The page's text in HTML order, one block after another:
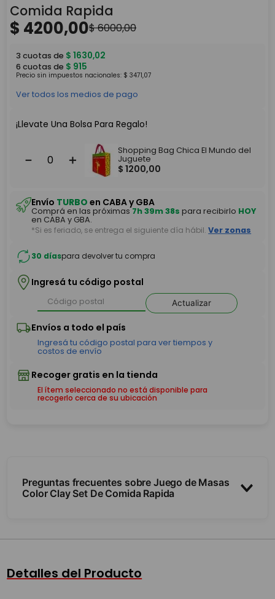
Comida Rapida
$ 4200,00$6000,00
3 cuotas de $ 1630,02
6 cuotas de $ 915
Precio sin impuestos nacionales: $ 3471,07
Ver todos los medios de pago
¡Llevate Una Bolsa Para Regalo!
＋
－
Shopping Bag Chica El Mundo del
Juguete
$ 1200,00
Envío TURBO en CABA y GBA
Comprá en las próximas7h 39m 37s para recibirlo HOY
en CABA y GBA.
*Si es feriado, se entrega el siguiente día hábil. Ver zonas
30 díaspara devolver tu compra
Ingresá tu código postal
Actualizar
El ítem seleccionado no está disponible para
recogerlo cerca de su ubicación
Preguntas frecuentes sobre Juego de Masas
Color Clay Set De Comida Rapida
Detalles del Producto